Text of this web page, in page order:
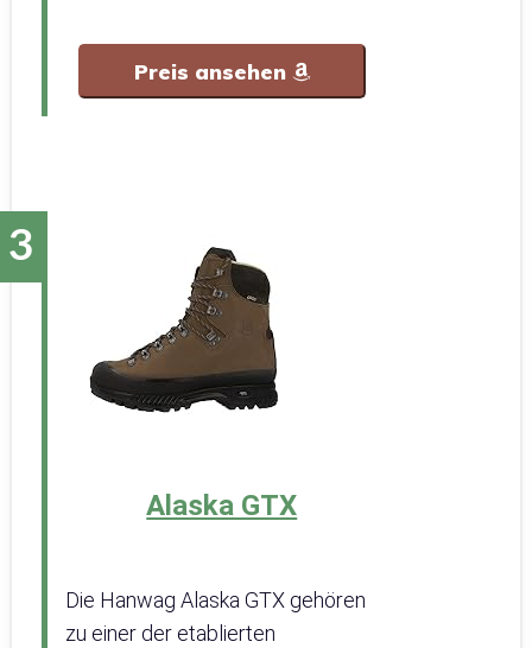
Preis ansehen
Alaska GTX
Die Hanwag Alaska GTX gehören
zu einer der etablierten